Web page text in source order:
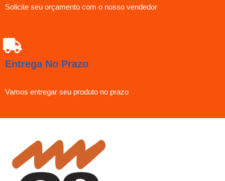
Solicite seu orçamento com o nosso vendedor
Entrega No Prazo
Vamos entregar seu produto no prazo